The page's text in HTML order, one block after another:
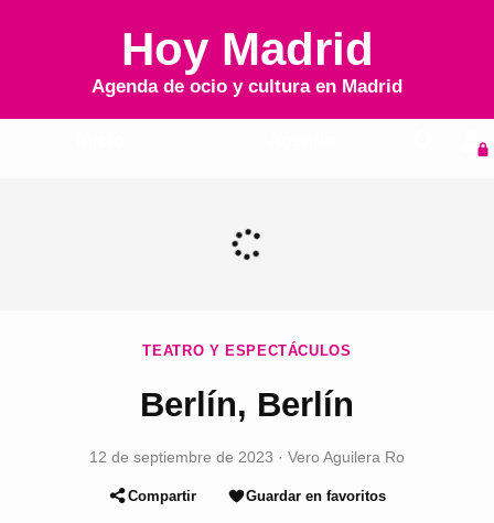
Hoy Madrid
Agenda de ocio y cultura en Madrid
TEATRO Y ESPECTÁCULOS
Berlín, Berlín
12 de septiembre de 2023 · Vero Aguilera Ro
Compartir Guardar en favoritos